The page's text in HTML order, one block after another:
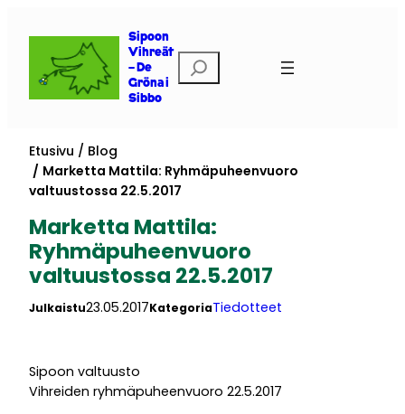
sisältöön
Sipoon
Vihreät
– De
Gröna i
Sibbo
Etsi
Etusivu
Blog
Marketta Mattila: Ryhmäpuheenvuoro
valtuustossa 22.5.2017
Marketta Mattila:
Ryhmäpuheenvuoro
valtuustossa 22.5.2017
Julkaistu23.05.2017KategoriaTiedotteet
Sipoon valtuusto
Vihreiden ryhmäpuheenvuoro 22.5.2017